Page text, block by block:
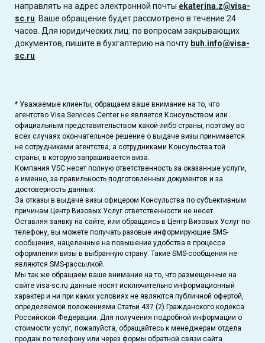
направлять на адрес электронной почты ekaterina.z@visa-
sc.ru . Ваше обращение будет рассмотрено в течение 24
часов. Для юридических лиц: по вопросам закрывающих
документов, пишите в бухгалтерию на почту buh.info@visa-
sc.ru
* Уважаемые клиенты, обращаем ваше внимание на то, что
агентство Visa Services Center не является Консульством или
официальным представительством какой-либо страны, поэтому во
всех случаях окончательное решение о выдаче визы принимается
не сотрудниками агентства, а сотрудниками Консульства той
страны, в которую запрашивается виза.
Компания VSC несет полную ответственность за оказанные услуги,
а именно, за правильность подготовленных документов и за
достоверность данных.
За отказы в выдаче визы офицером Консульства по субъективным
причинам Центр Визовых Услуг ответственности не несет.
Оставляя заявку на сайте, или обращаясь в Центр Визовых Услуг по
телефону, вы можете получать разовые информирующие SMS-
сообщения, нацеленные на повышение удобства в процессе
оформления визы в выбранную страну. Такие SMS-сообщения не
являются SMS-рассылкой.
Мы так же обращаем ваше внимание на то, что размещенные на
сайте visa-sc.ru данные носят исключительно информационный
характер и ни при каких условиях не являются публичной офертой,
определяемой положениями Статьи 437 (2) Гражданского кодекса
Российской Федерации. Для получения подробной информации о
стоимости услуг, пожалуйста, обращайтесь к менеджерам отдела
продаж по телефону или через формы обратной связи сайта